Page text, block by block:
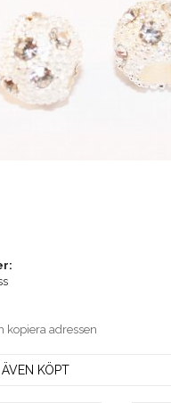
kopiera adressen
KÖPT